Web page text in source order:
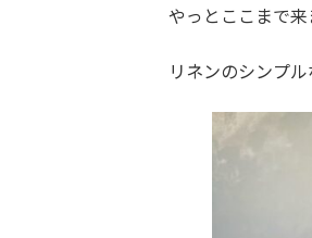
やっとここまで来
リネンのシンプ